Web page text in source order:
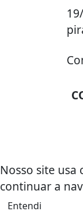
Nosso site usa
continuar a
Entendi